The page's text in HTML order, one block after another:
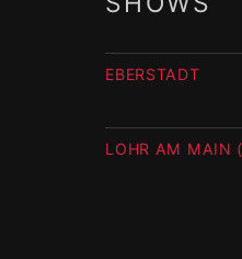
EBERSTADT
LOHR AM MAIN